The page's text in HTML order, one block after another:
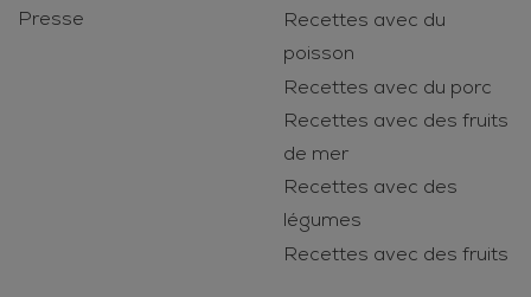
Presse
Recettes avec du
poisson
Recettes avec du porc
Recettes avec des fruits
de mer
Recettes avec des
légumes
Recettes avec des fruits